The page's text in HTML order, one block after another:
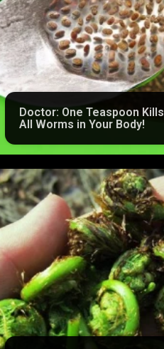
Doctor: One Teaspoon Kills
All Worms in Your Body!